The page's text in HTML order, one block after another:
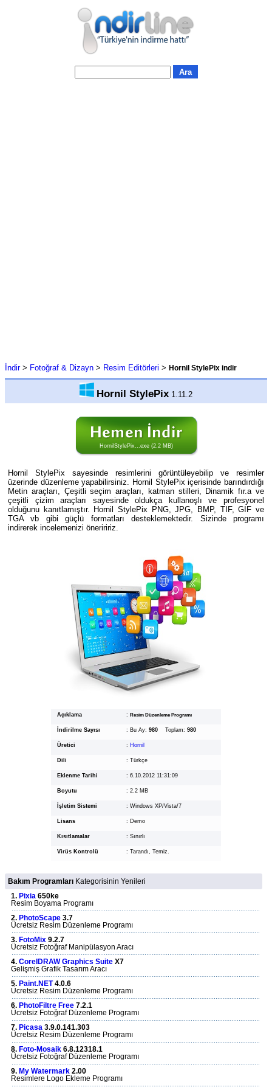
İndir> Fotoğraf & Dizayn > Resim Editörleri > Hornil StylePix indir
Hornil StylePix 1.11.2
HornilStylePix...exe (2.2 MB)
Hornil StylePix sayesinde resimlerini görüntüleyebilip ve resimler
üzerinde düzenleme yapabilirsiniz. Hornil StylePix içerisinde barındırdığı
Metin araçları, Çeşitli seçim araçları, katman stilleri, Dinamik fır.a ve
çeşitli çizim araçları sayesinde oldukça kullanoşlı ve profesyonel
olduğunu kanıtlamıştır. Hornil StylePix PNG, JPG, BMP, TIF, GIF ve
TGA vb gibi güçlü formatları desteklemektedir. Sizinde programı
indirerek incelemenizi öneriririz.
Açıklama : Resim Düzenleme Programı
İndirilme Sayısı : Bu Ay: 980 Toplam: 980
Üretici : Hornil
Dili : Türkçe
Eklenme Tarihi : 6.10.2012 11:31:09
Boyutu : 2.2 MB
İşletim Sistemi : Windows XP/Vista/7
Lisans : Demo
Kısıtlamalar : Sınırlı
Virüs Kontrolü : Tarandı, Temiz.
Bakım Programları Kategorisinin Yenileri
1. Pixia 650ke
Resim Boyama Programı
2. PhotoScape 3.7
Ücretsiz Resim Düzenleme Programı
3. FotoMix 9.2.7
Ücretsiz Fotoğraf Manipülasyon Aracı
4. CorelDRAW Graphics Suite X7
Gelişmiş Grafik Tasarım Aracı
5. Paint.NET 4.0.6
Ücretsiz Resim Düzenleme Programı
6. PhotoFiltre Free 7.2.1
Ücretsiz Fotoğraf Düzenleme Programı
7. Picasa 3.9.0.141.303
Ücretsiz Resim Düzenleme Programı
8. Foto-Mosaik 6.8.12318.1
Ücretsiz Fotoğraf Düzenleme Programı
9. My Watermark 2.00
Resimlere Logo Ekleme Programı